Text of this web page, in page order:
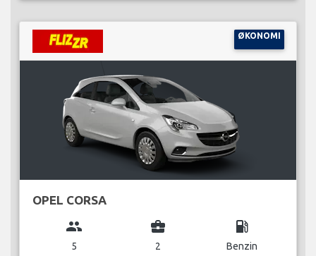
ØKONOMI
OPEL CORSA
group
5
business_center
2
local_gas_station
Benzin